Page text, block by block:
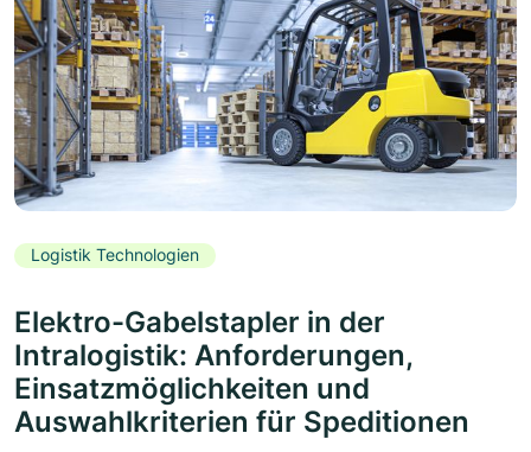
Logistik Technologien
Elektro-Gabelstapler in der
Intralogistik: Anforderungen,
Einsatzmöglichkeiten und
Auswahlkriterien für Speditionen